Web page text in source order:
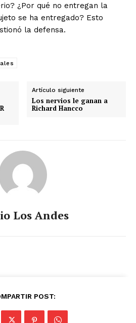
¿Por qué no entregan la
se ha entregado? Esto
la defensa.
Artículo siguiente
Los nervios le ganan a
Richard Hancco
Los Andes
POST: